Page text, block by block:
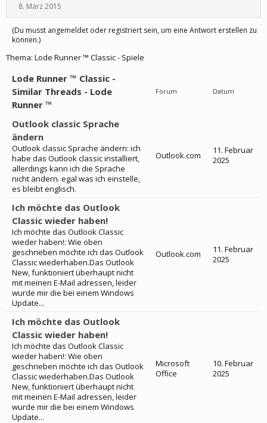
8. März 2015
(Du musst angemeldet oder registriert sein, um eine Antwort erstellen zu
können.)
Thema: Lode Runner ™ Classic - Spiele
Lode Runner ™ Classic -
Similar Threads - Lode
Runner ™
Forum Datum
Outlook classic Sprache
ändern
Outlook classic Sprache ändern: ich
habe das Outlook classic installiert,
allerdings kann ich die Sprache
nicht ändern. egal was ich einstelle,
es bleibt englisch.
Outlook.com
11. Februar
2025
Ich möchte das Outlook
Classic wieder haben!
Ich möchte das Outlook Classic
wieder haben!: Wie oben
geschrieben möchte ich das Outlook
Classic wiederhaben.Das Outlook
New, funktioniert überhaupt nicht
mit meinen E-Mail adressen, leider
wurde mir die bei einem Windows
Update...
Outlook.com
11. Februar
2025
Ich möchte das Outlook
Classic wieder haben!
Ich möchte das Outlook Classic
wieder haben!: Wie oben
geschrieben möchte ich das Outlook
Classic wiederhaben.Das Outlook
New, funktioniert überhaupt nicht
mit meinen E-Mail adressen, leider
wurde mir die bei einem Windows
Update...
Microsoft
Office
10. Februar
2025